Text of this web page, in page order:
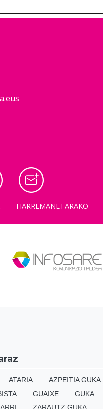
HARREMANETARAKO
ATARIA AZPEITIA GUKA
GUAIXE GUKA